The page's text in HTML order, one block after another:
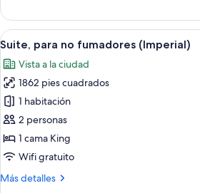
/
23sqm
/
No
view)
clásica,
para
no
fumadores
(Queen
23sqm
No
view)
Abrir
todas
las
fotos
de
Suite,
para
no
fumadores
(Imperial)
3
Suite, para no fumadores (Imperial)
Vista a la ciudad
1862 pies cuadrados
1 habitación
2 personas
1 cama King
Wifi gratuito
Más detalles
Más